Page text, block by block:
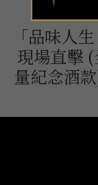
「品味人
現場直擊
量紀念酒